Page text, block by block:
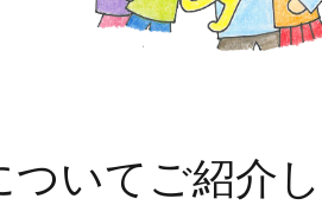
いてご紹介し